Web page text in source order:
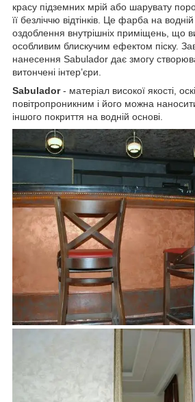
красу підземних мрій або шарувату
її безліччю відтінків. Це фарба на
оздоблення внутрішніх приміщень, що
особливим блискучим ефектом піску.
нанесення Sabulador дає змогу
витончені інтер’єри.
Sabulador- матеріал високої якості,
повітропроникним і його можна
іншого покриття на водній основі.